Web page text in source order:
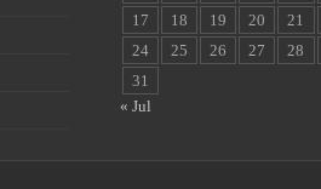
17
18 19 20 21
24
25 26 27 28
31
« Jul